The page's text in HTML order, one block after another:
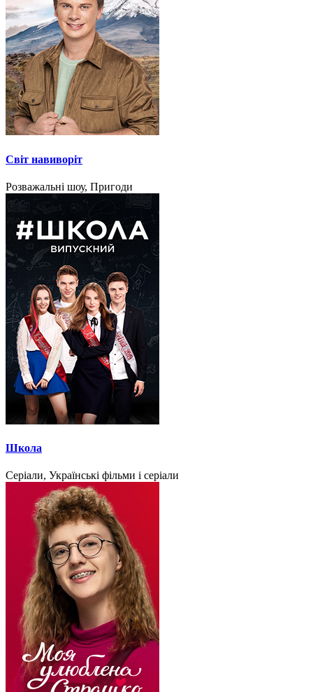
Світ навиворіт
Розважальні шоу, Пригоди
Школа
Серіали, Українські фільми і серіали